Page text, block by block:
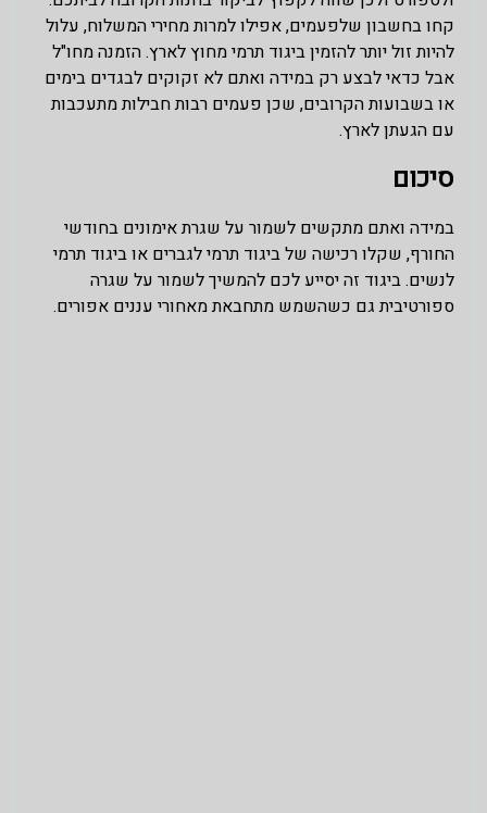
קחו בחשבון שלפעמים, אפילו למרות מחירי המשלוח, עלול
להיות זול יותר להזמין ביגוד תרמי מחוץ לארץ. הזמנה מחו"ל
אבל כדאי לבצע רק במידה ואתם לא זקוקים לבגדים בימים
או בשבועות הקרובים, שכן פעמים רבות חבילות מתעכבות
עם הגעתן לארץ.
סיכום
במידה ואתם מתקשים לשמור על שגרת אימונים בחודשי
החורף, שקלו רכישה של ביגוד תרמי לגברים או ביגוד תרמי
לנשים. ביגוד זה יסייע לכם להמשיך לשמור על שגרה
ספורטיבית גם כשהשמש מתחבאת מאחורי עננים אפורים.